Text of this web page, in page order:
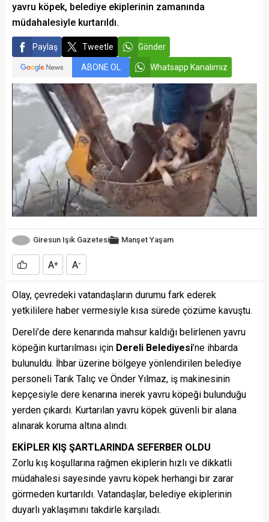
yavru köpek, belediye ekiplerinin zamanında
müdahalesiyle kurtarıldı.
Paylaş Tweetle Gönder
ABONE OL Whatsapp Kanalımız
Giresun Işık Gazetesi Manşet Yaşam
A+ A-
Olay, çevredeki vatandaşların durumu fark ederek
yetkililere haber vermesiyle kısa sürede çözüme kavuştu.
Dereli’de dere kenarında mahsur kaldığı belirlenen yavru
köpeğin kurtarılması için Dereli Belediyesi’ne ihbarda
bulunuldu. İhbar üzerine bölgeye yönlendirilen belediye
personeli Tarık Talıç ve Önder Yılmaz, iş makinesinin
kepçesiyle dere kenarına inerek yavru köpeği bulunduğu
yerden çıkardı. Kurtarılan yavru köpek güvenli bir alana
alınarak koruma altına alındı.
EKİPLER KIŞ ŞARTLARINDA SEFERBER OLDU
Zorlu kış koşullarına rağmen ekiplerin hızlı ve dikkatli
müdahalesi sayesinde yavru köpek herhangi bir zarar
görmeden kurtarıldı. Vatandaşlar, belediye ekiplerinin
duyarlı yaklaşımını takdirle karşıladı.